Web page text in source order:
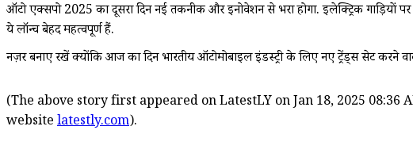
ऑटो एक्सपो 2025 का दूसरा दिन नई तकनीक और इनोवेशन से भरा होगा. इलेक्ट्रिक गाड़ियों
ये लॉन्च बेहद महत्वपूर्ण हैं.
नज़र बनाए रखें क्योंकि आज का दिन भारतीय ऑटोमोबाइल इंडस्ट्री के लिए नए ट्रेंड्स सेट करने
(The above story first appeared on LatestLY on Jan 18, 2025
website latestly.com).